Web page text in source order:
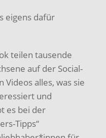
eigens dafür
teilen tausende
auf der Social-
Videos alles, was sie
und
es bei der
Tipps“